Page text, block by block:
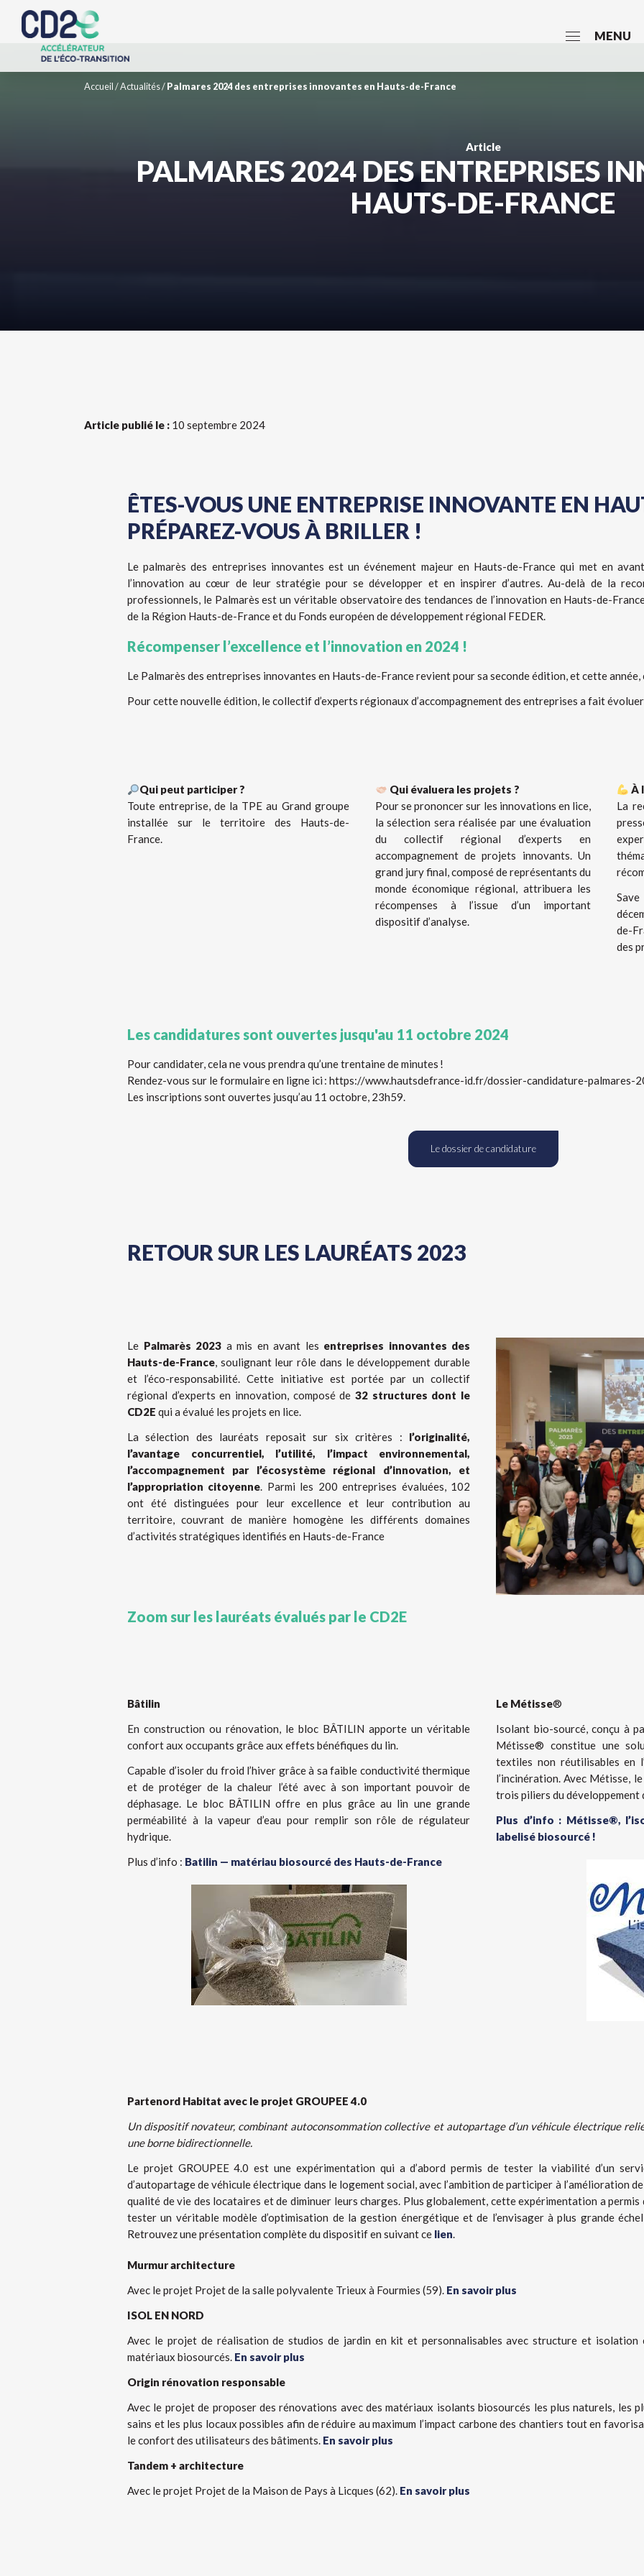
MENU
Accueil/Actualités/Palmares 2024 des entreprises innovantes en Hauts-de-France
Article
PALMARES 2024 DES ENTREPRISES
HAUTS-DE-FRANCE
Article publié le : 10 septembre 2024
ÊTES-VOUS UNE ENTREPRISE INNOVANTE EN
PRÉPAREZ-VOUS À BRILLER !
Le palmarès des entreprises innovantes est un événement majeur en Hauts-de-France qui met en
l’innovation au cœur de leur stratégie pour se développer et en inspirer d’autres. Au-delà de la
professionnels, le Palmarès est un véritable observatoire des tendances de l’innovation en Hauts-de-
de la Région Hauts-de-France et du Fonds européen de développement régional FEDER.
Récompenser l’excellence et l’innovation en 2024 !
Le Palmarès des entreprises innovantes en Hauts-de-France revient pour sa seconde édition, et cette année,
Pour cette nouvelle édition, le collectif d’experts régionaux d’accompagnement des entreprises a fait
Qui peut participer ?
Toute entreprise, de la TPE au Grand groupe
installée sur le territoire des Hauts-de-
France.
Qui évaluera les projets ?
Pour se prononcer sur les innovations en lice,
la sélection sera réalisée par une évaluation
du collectif régional d’experts en
accompagnement de projets innovants. Un
grand jury final, composé de représentants du
monde économique régional, attribuera les
récompenses à l’issue d’un important
dispositif d’analyse.
À
La
de-
des
Les candidatures sont ouvertes jusqu'au 11 octobre 2024
Pour candidater, cela ne vous prendra qu’une trentaine de minutes !
Rendez-vous sur le formulaire en ligne ici : https://www.hautsdefrance-id.fr/dossier-candidature-palmares-
Les inscriptions sont ouvertes jusqu’au 11 octobre, 23h59.
Le dossier de candidature
RETOUR SUR LES LAURÉATS 2023
Le Palmarès 2023 a mis en avant les entreprises innovantes des
Hauts-de-France, soulignant leur rôle dans le développement durable
et l’éco-responsabilité. Cette initiative est portée par un collectif
régional d’experts en innovation, composé de 32 structures dont le
CD2E qui a évalué les projets en lice.
La sélection des lauréats reposait sur six critères : l’originalité,
l’avantage concurrentiel, l’utilité, l’impact environnemental,
l’accompagnement par l’écosystème régional d’innovation, et
l’appropriation citoyenne. Parmi les 200 entreprises évaluées, 102
ont été distinguées pour leur excellence et leur contribution au
territoire, couvrant de manière homogène les différents domaines
d’activités stratégiques identifiés en Hauts-de-France
Zoom sur les lauréats évalués par le CD2E
Bâtilin
En construction ou rénovation, le bloc BÂTILIN apporte un véritable
confort aux occupants grâce aux effets bénéfiques du lin.
Capable d’isoler du froid l’hiver grâce à sa faible conductivité thermique
et de protéger de la chaleur l’été avec à son important pouvoir de
déphasage. Le bloc BÂTILIN offre en plus grâce au lin une grande
perméabilité à la vapeur d’eau pour remplir son rôle de régulateur
hydrique.
Plus d’info : Batilin — matériau biosourcé des Hauts-de-France
Le Métisse®
Isolant bio-sourcé, conçu à
Métisse® constitue une
textiles non réutilisables en
l’incinération. Avec Métisse,
trois piliers du développement
Plus d’info : Métisse®,
labelisé biosourcé !
Partenord Habitat avec le projet GROUPEE 4.0
Un dispositif novateur, combinant autoconsommation collective et autopartage d’un véhicule électrique
une borne bidirectionnelle.
Le projet GROUPEE 4.0 est une expérimentation qui a d’abord permis de tester la viabilité d’un
d’autopartage de véhicule électrique dans le logement social, avec l’ambition de participer à l’amélioration
qualité de vie des locataires et de diminuer leurs charges. Plus globalement, cette expérimentation a permis
tester un véritable modèle d’optimisation de la gestion énergétique et de l’envisager à plus grande
Retrouvez une présentation complète du dispositif en suivant ce lien.
Murmur architecture
Avec le projet Projet de la salle polyvalente Trieux à Fourmies (59). En savoir plus
ISOL EN NORD
Avec le projet de réalisation de studios de jardin en kit et personnalisables avec structure et isolation
matériaux biosourcés. En savoir plus
Origin rénovation responsable
Avec le projet de proposer des rénovations avec des matériaux isolants biosourcés les plus naturels, les
sains et les plus locaux possibles afin de réduire au maximum l’impact carbone des chantiers tout en
le confort des utilisateurs des bâtiments. En savoir plus
Tandem + architecture
Avec le projet Projet de la Maison de Pays à Licques (62). En savoir plus